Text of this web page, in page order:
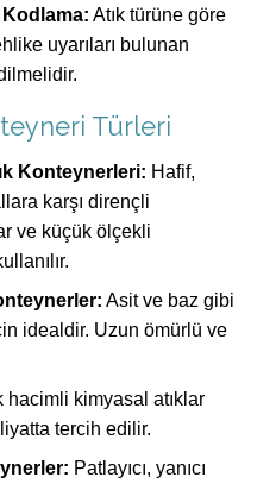
Atık türüne göre
uyarıları bulunan
Türleri
Konteynerleri: Hafif,
karşı dirençli
ve küçük ölçekli
Asit ve baz gibi
idealdir. Uzun ömürlü ve
hacimli kimyasal atıklar
tercih edilir.
Patlayıcı, yanıcı